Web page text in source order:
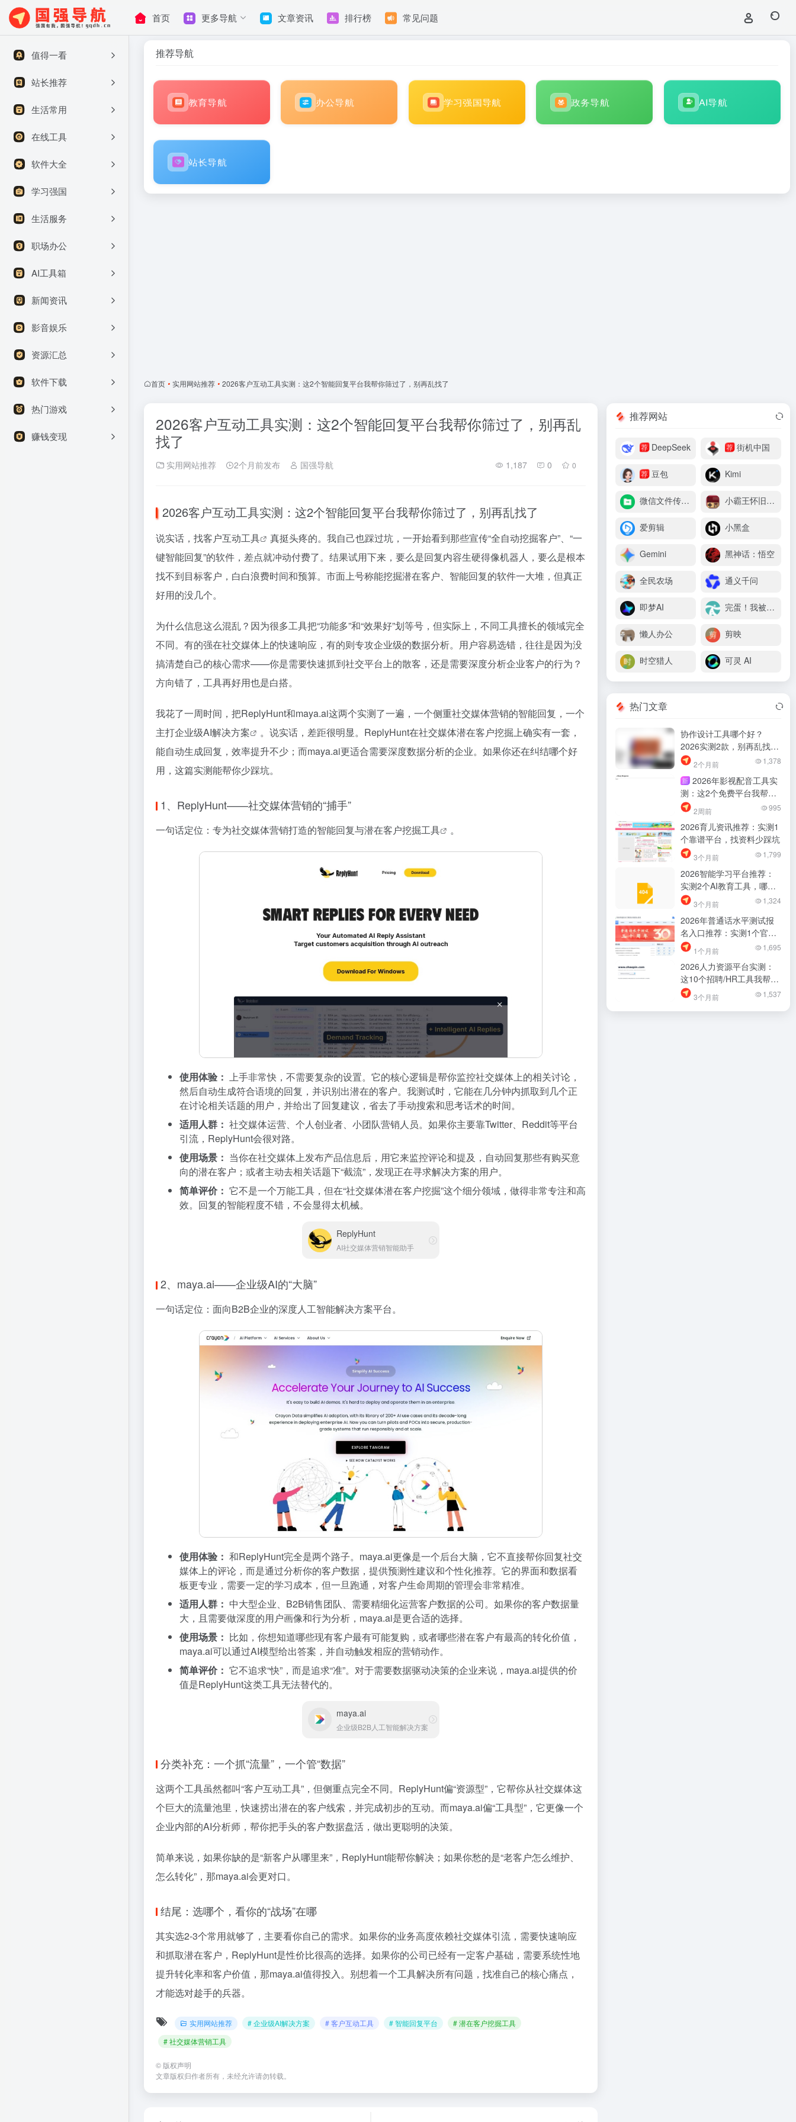
首页 更多导航 文章资讯 排行榜 常见问题
值得一看
站长推荐
生活常用
在线工具
软件大全
学习强国
生活服务
职场办公
AI工具箱
新闻资讯
影音娱乐
资源汇总
软件下载
热门游戏
赚钱变现
推荐导航
教育导航 办公导航 学习强国导航 政务导航 AI导航
站长导航
首页 • 实用网站推荐 • 2026客户互动工具实测：这2个智能回复平台我帮你筛过了，别再乱找了
2026客户互动工具实测：这2个智能回复平台我帮你筛过了，别再乱
找了
实用网站推荐 2个月前发布 国强导航 1,187 0 0
2026客户互动工具实测：这2个智能回复平台我帮你筛过了，别再乱找了
说实话，找客户互动工具
真挺头疼的。我自己也踩过坑，一开始看到那些宣传“全自动挖掘客户”、“一
键智能回复”的软件，差点就冲动付费了。结果试用下来，要么是回复内容生硬得像机器人，要么是根本
找不到目标客户，白白浪费时间和预算。市面上号称能挖掘潜在客户、智能回复的软件一大堆，但真正
好用的没几个。
为什么信息这么混乱？因为很多工具把“功能多”和“效果好”划等号，但实际上，不同工具擅长的领域完全
不同。有的强在社交媒体上的快速响应，有的则专攻企业级的数据分析。用户容易选错，往往是因为没
搞清楚自己的核心需求——你是需要快速抓到社交平台上的散客，还是需要深度分析企业客户的行为？
方向错了，工具再好用也是白搭。
我花了一周时间，把ReplyHunt和maya.ai这两个实测了一遍，一个侧重社交媒体营销的智能回复，一个
主打企业级AI解决方案
。说实话，差距很明显。ReplyHunt在社交媒体潜在客户挖掘上确实有一套，
能自动生成回复，效率提升不少；而maya.ai更适合需要深度数据分析的企业。如果你还在纠结哪个好
用，这篇实测能帮你少踩坑。
1、ReplyHunt——社交媒体营销的“捕手”
一句话定位：专为社交媒体营销打造的智能回复与潜在客户挖掘工具 。
使用体验： 上手非常快，不需要复杂的设置。它的核心逻辑是帮你监控社交媒体上的相关讨论，
然后自动生成符合语境的回复，并识别出潜在的客户。我测试时，它能在几分钟内抓取到几个正
在讨论相关话题的用户，并给出了回复建议，省去了手动搜索和思考话术的时间。
适用人群： 社交媒体运营、个人创业者、小团队营销人员。如果你主要靠Twitter、Reddit等平台
引流，ReplyHunt会很对路。
使用场景： 当你在社交媒体上发布产品信息后，用它来监控评论和提及，自动回复那些有购买意
向的潜在客户；或者主动去相关话题下“截流”，发现正在寻求解决方案的用户。
简单评价： 它不是一个万能工具，但在“社交媒体潜在客户挖掘”这个细分领域，做得非常专注和高
效。回复的智能程度不错，不会显得太机械。
ReplyHunt
AI社交媒体营销智能助手
2、maya.ai——企业级AI的“大脑”
一句话定位：面向B2B企业的深度人工智能解决方案平台。
使用体验： 和ReplyHunt完全是两个路子。maya.ai更像是一个后台大脑，它不直接帮你回复社交
媒体上的评论，而是通过分析你的客户数据，提供预测性建议和个性化推荐。它的界面和数据看
板更专业，需要一定的学习成本，但一旦跑通，对客户生命周期的管理会非常精准。
适用人群： 中大型企业、B2B销售团队、需要精细化运营客户数据的公司。如果你的客户数据量
大，且需要做深度的用户画像和行为分析，maya.ai是更合适的选择。
使用场景： 比如，你想知道哪些现有客户最有可能复购，或者哪些潜在客户有最高的转化价值，
maya.ai可以通过AI模型给出答案，并自动触发相应的营销动作。
简单评价： 它不追求“快”，而是追求“准”。对于需要数据驱动决策的企业来说，maya.ai提供的价
值是ReplyHunt这类工具无法替代的。
maya.ai
企业级B2B人工智能解决方案
分类补充：一个抓“流量”，一个管“数据”
这两个工具虽然都叫“客户互动工具”，但侧重点完全不同。ReplyHunt偏“资源型”，它帮你从社交媒体这
个巨大的流量池里，快速捞出潜在的客户线索，并完成初步的互动。而maya.ai偏“工具型”，它更像一个
企业内部的AI分析师，帮你把手头的客户数据盘活，做出更聪明的决策。
简单来说，如果你缺的是“新客户从哪里来”，ReplyHunt能帮你解决；如果你愁的是“老客户怎么维护、
怎么转化”，那maya.ai会更对口。
结尾：选哪个，看你的“战场”在哪
其实选2-3个常用就够了，主要看你自己的需求。如果你的业务高度依赖社交媒体引流，需要快速响应
和抓取潜在客户，ReplyHunt是性价比很高的选择。如果你的公司已经有一定客户基础，需要系统性地
提升转化率和客户价值，那maya.ai值得投入。别想着一个工具解决所有问题，找准自己的核心痛点，
才能选对趁手的兵器。
实用网站推荐 # 企业级AI解决方案 # 客户互动工具 # 智能回复平台
# 潜在客户挖掘工具
# 社交媒体营销工具
© 版权声明
文章版权归作者所有，未经允许请勿转载。
推荐网站
荐 DeepSeek 荐 街机中国
荐 豆包 Kimi
微信文件传输助手 小霸王怀旧游戏机
爱剪辑 小黑盒
Gemini 黑神话：悟空
全民农场 通义千问
即梦AI 完蛋！我被美女包围了
懒人办公 剪映
时空猎人 可灵 AI
热门文章
协作设计工具哪个好？
2026实测2款，别再乱找
了！ 2个月前 1,378
新 2026年影视配音工具实
测：这2个免费平台我帮你
筛过了，少踩坑
2周前 995
2026育儿资讯推荐：实测1
个靠谱平台，找资料少踩坑
3个月前 1,799
2026智能学习平台推荐：
实测2个AI教育工具，哪个
好用？别再乱找了
3个月前 1,324
2026年普通话水平测试报
名入口推荐：实测1个官方
通道，别再乱找了
1个月前 1,695
2026人力资源平台实测：
这10个招聘/HR工具我帮你
筛过了，别再乱找了
3个月前 1,537